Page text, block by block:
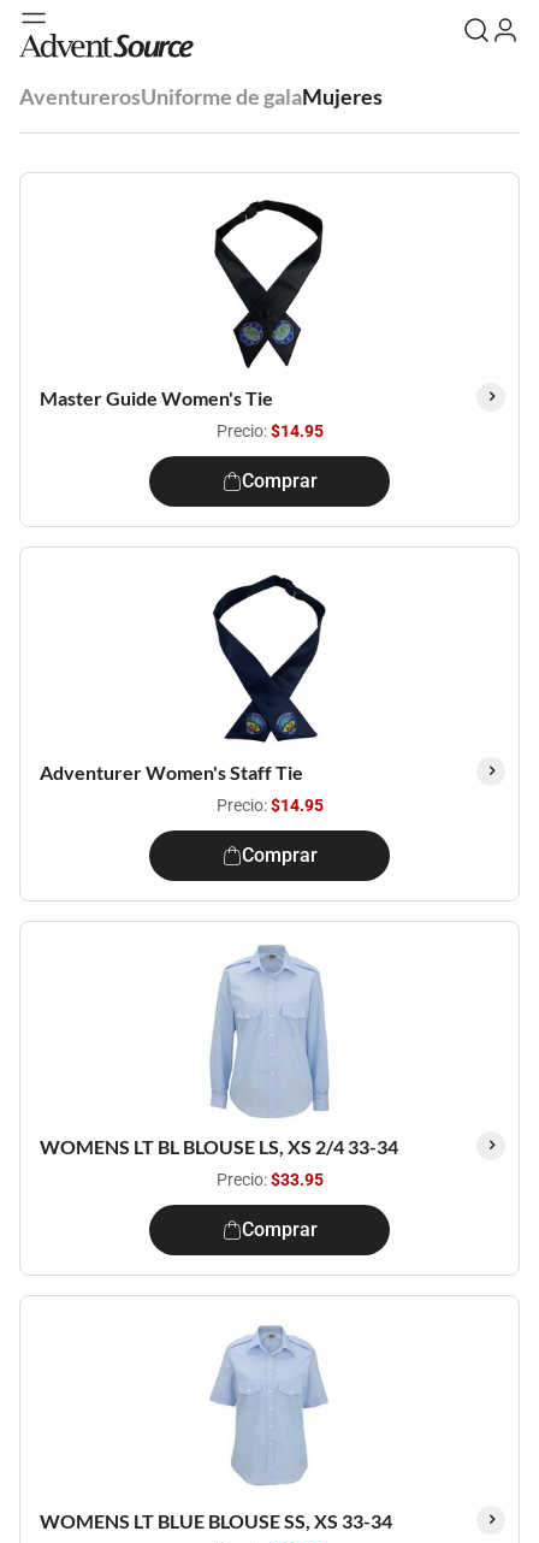
AventurerosUniforme de galaMujeres
Master Guide Women's Tie
Precio:$14.95
Comprar
Adventurer Women's Staff Tie
Precio:$14.95
Comprar
WOMENS LT BL BLOUSE LS, XS 2/4 33-34
Precio:$33.95
Comprar
WOMENS LT BLUE BLOUSE SS, XS 33-34